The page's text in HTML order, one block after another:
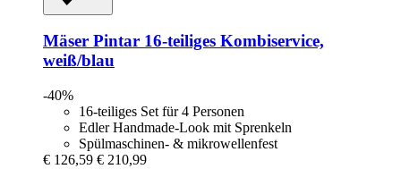
Mäser Pintar 16-​teiliges Kombiservice,
weiß/blau
-40%
16-teiliges Set für 4 Personen
Edler Handmade-Look mit Sprenkeln
Spülmaschinen- & mikrowellenfest
€ 126,59 € 210,99